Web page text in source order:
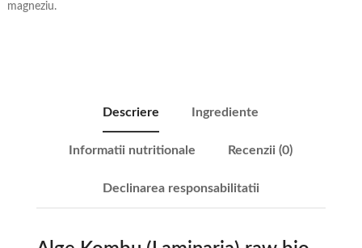
magneziu.
Descriere Ingrediente
Informatii nutritionale Recenzii (0)
Declinarea responsabilitatii